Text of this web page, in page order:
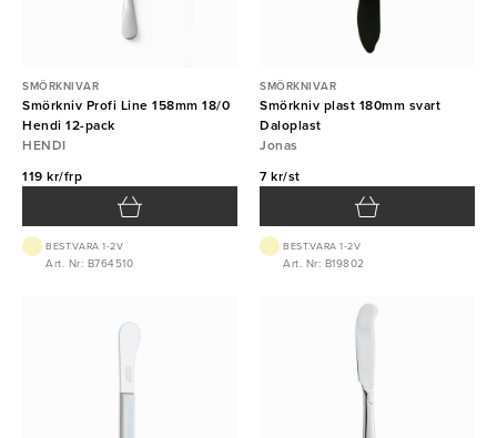
SMÖRKNIVAR
Smörkniv Profi Line 158mm 18/0
Hendi 12-pack
HENDI
119 kr/frp
BEST.VARA 1-2V
Art. Nr: B764510
SMÖRKNIVAR
Smörkniv plast 180mm svart
Daloplast
Jonas
7 kr/st
BEST.VARA 1-2V
Art. Nr: B19802